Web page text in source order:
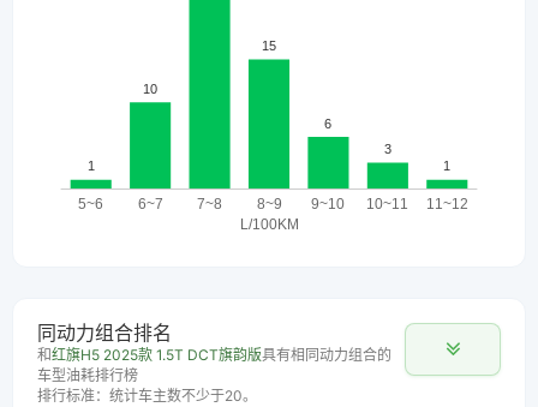
同动力组合排名
和红旗H5 2025款 1.5T DCT旗韵版具有相同动力组合的
车型油耗排行榜
排行标准：统计车主数不少于20。